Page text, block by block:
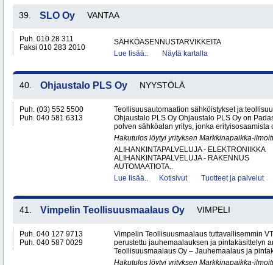
39. SLO Oy VANTAA
Puh. 010 28 311
Faksi 010 283 2010
SÄHKÖASENNUSTARVIKKEITA
Lue lisää..
Näytä kartalla
40. Ohjaustalo PLS Oy NYYSTÖLÄ
Puh. (03) 552 5500
Puh. 040 581 6313
Teollisuusautomaation sähköistykset ja
Ohjaustalo PLS Oy Ohjaustalo PLS Oy on
polven sähköalan yritys, jonka erityisosaamista
Hakutulos löytyi yrityksen Markkinapaikka-
ALIHANKINTAPALVELUJA - ELEKTRONIIKKA
ALIHANKINTAPALVELUJA - RAKENNUS
AUTOMAATIOTA..
Lue lisää..
Kotisivut Tuotteet ja palvelut
41. Vimpelin Teollisuusmaalaus Oy VIMPELI
Puh. 040 127 9713
Puh. 040 587 0029
Vimpelin Teollisuusmaalaus tuttavallisemmin
perustettu jauhemaalauksen ja pintakäsittelyn
Teollisuusmaalaus Oy – Jauhemaalaus ja
Hakutulos löytyi yrityksen Markkinapaikka-